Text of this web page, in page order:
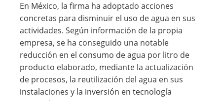
En México, la firma ha adoptado acciones
concretas para disminuir el uso de agua en sus
actividades. Según información de la propia
empresa, se ha conseguido una notable
reducción en el consumo de agua por litro de
producto elaborado, mediante la actualización
de procesos, la reutilización del agua en sus
instalaciones y la inversión en tecnología